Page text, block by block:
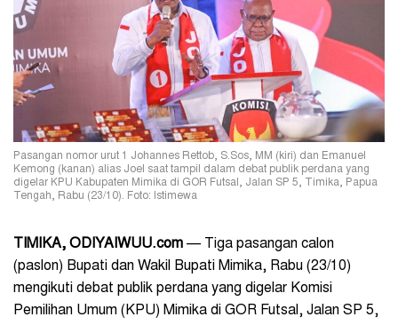
Pasangan nomor urut 1 Johannes Rettob, S.Sos, MM (kiri) dan Emanuel
Kemong (kanan) alias Joel saat tampil dalam debat publik perdana yang
digelar KPU Kabupaten Mimika di GOR Futsal, Jalan SP 5, Timika, Papua
Tengah, Rabu (23/10). Foto: Istimewa
TIMIKA, ODIYAIWUU.com — Tiga pasangan calon
(paslon) Bupati dan Wakil Bupati Mimika, Rabu (23/10)
mengikuti debat publik perdana yang digelar Komisi
Pemilihan Umum (KPU) Mimika di GOR Futsal, Jalan SP 5,